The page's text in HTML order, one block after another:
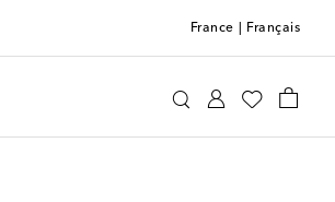
France Français